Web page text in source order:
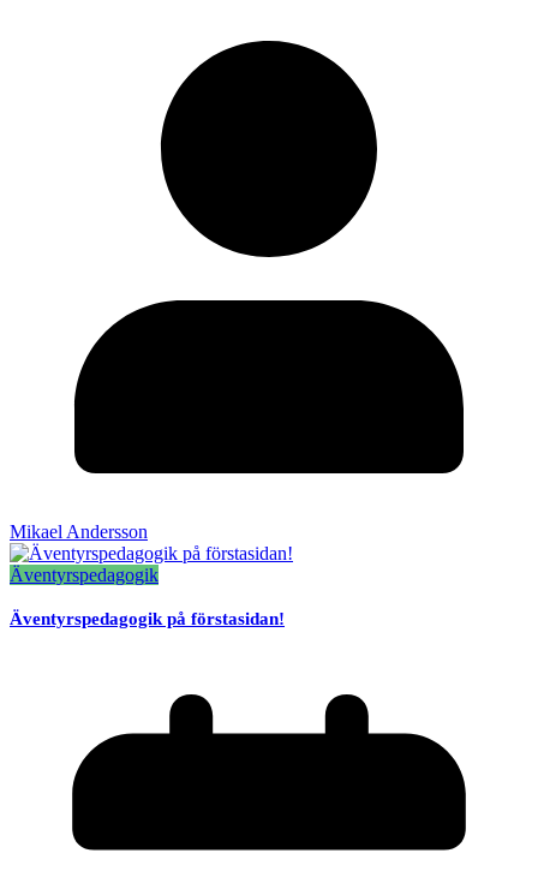
Mikael Andersson
Äventyrspedagogik
Äventyrspedagogik på förstasidan!